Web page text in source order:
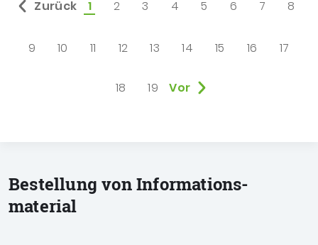
Zurück ausgewählt:
1 2 3 4 5 6 7 8
9 10 11 12 13 14 15 16 17
18 19 Vor
Bestellung von Informations­
material